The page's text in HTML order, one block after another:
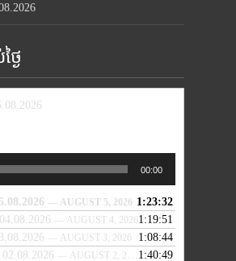
ងៃ
00:00
— AUGUST 5, 2026 1:23:32
04.08.2026
— AUGUST 4, 20261:19:51
— AUGUST 3, 2026
1:08:44
02.08.2026
— AUGUST 2, 2026
1:40:49